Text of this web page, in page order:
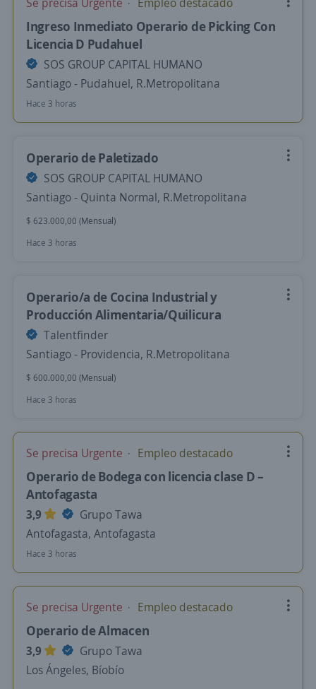
Ingreso Inmediato Operario de Picking Con
Licencia D Pudahuel
SOS GROUP CAPITAL HUMANO
Santiago - Pudahuel, R.Metropolitana
Hace 3 horas
Operario de Paletizado
SOS GROUP CAPITAL HUMANO
Santiago - Quinta Normal, R.Metropolitana
$ 623.000,00 (Mensual)
Hace 3 horas
Operario/a de Cocina Industrial y
Producción Alimentaria/Quilicura
Talentfinder
Santiago - Providencia, R.Metropolitana
$ 600.000,00 (Mensual)
Hace 3 horas
Se precisa Urgente Empleo destacado
Operario de Bodega con licencia clase D –
Antofagasta
3,9
Grupo Tawa
Antofagasta, Antofagasta
Hace 3 horas
Se precisa Urgente Empleo destacado
Operario de Almacen
3,9
Grupo Tawa
Los Ángeles, Bíobío